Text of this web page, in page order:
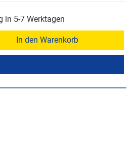
in 5-7 Werktagen
In den Warenkorb